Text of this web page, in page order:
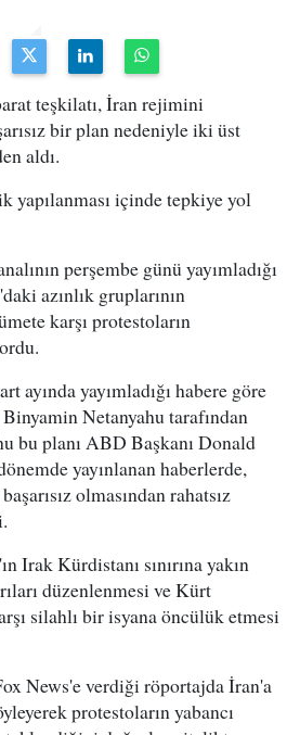
teşkilatı, İran rejimini
bir plan nedeniyle iki üst
aldı.
yapılanması içinde tepkiye yol
perşembe günü yayımladığı
azınlık gruplarının
karşı protestoların
ayında yayımladığı habere göre
Netanyahu tarafından
bu planı ABD Başkanı Donald
yayınlanan haberlerde,
olmasından rahatsız
Irak Kürdistanı sınırına yakın
düzenlenmesi ve Kürt
silahlı bir isyana öncülük etmesi
News'e verdiği röportajda İran'a
protestoların yabancı